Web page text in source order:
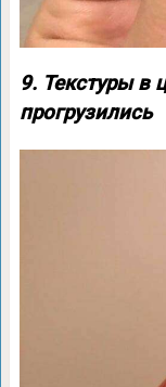
9. Текстуры в
прогрузились